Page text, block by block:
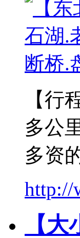
【
多公
多资
http://
【